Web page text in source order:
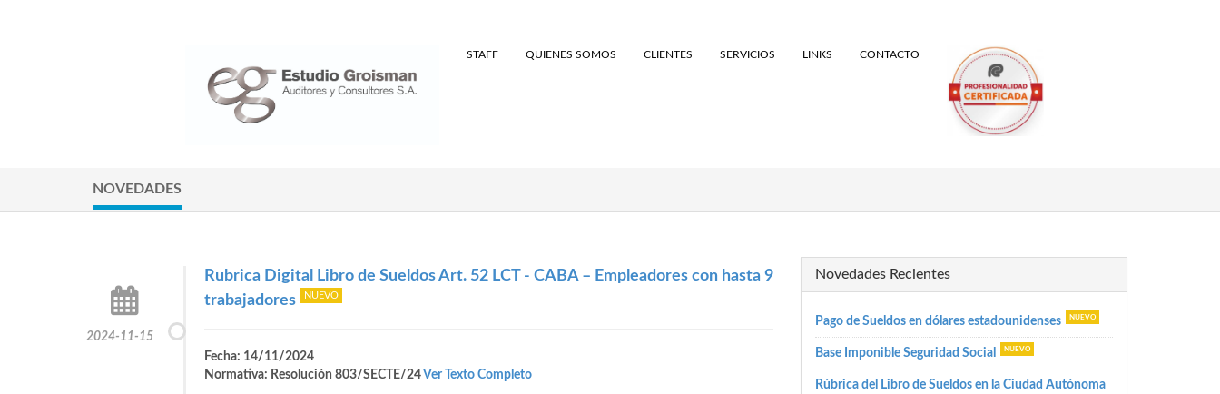
STAFF QUIENES SOMOS CLIENTES SERVICIOS LINKS CONTACTO
NOVEDADES
Rubrica Digital Libro de Sueldos Art. 52 LCT - CABA – Empleadores con hasta 9
trabajadores
2024-11-15
Fecha: 14/11/2024
Normativa: Resolución 803/SECTE/24Ver Texto Completo
Novedades Recientes
Pago de Sueldos en dólares estadounidenses
Base Imponible Seguridad Social
Rúbrica del Libro de Sueldos en la Ciudad Autónoma